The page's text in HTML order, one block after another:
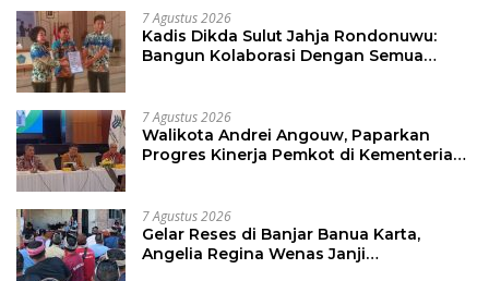
7 Agustus 2026
Kadis Dikda Sulut Jahja Rondonuwu:
Bangun Kolaborasi Dengan Semua
7 Agustus 2026
Walikota Andrei Angouw, Paparkan
Progres Kinerja Pemkot di Kementerian
7 Agustus 2026
Gelar Reses di Banjar Banua Karta,
Angelia Regina Wenas Janji